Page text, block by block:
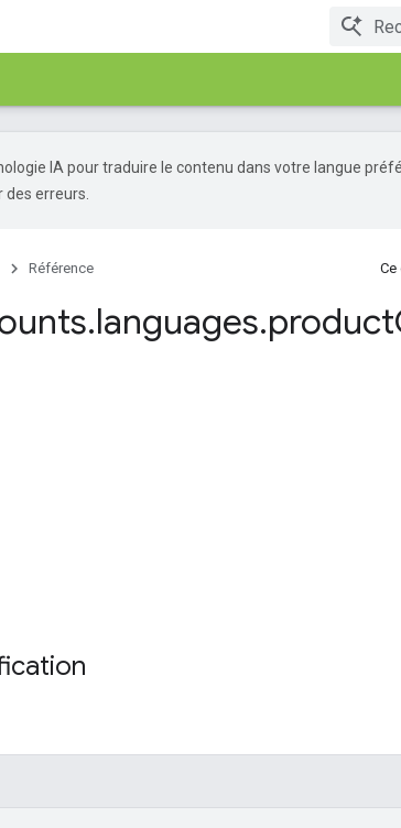
IA pour traduire le contenu dans votre langue
erreurs.
Référence Ce
.languages.product